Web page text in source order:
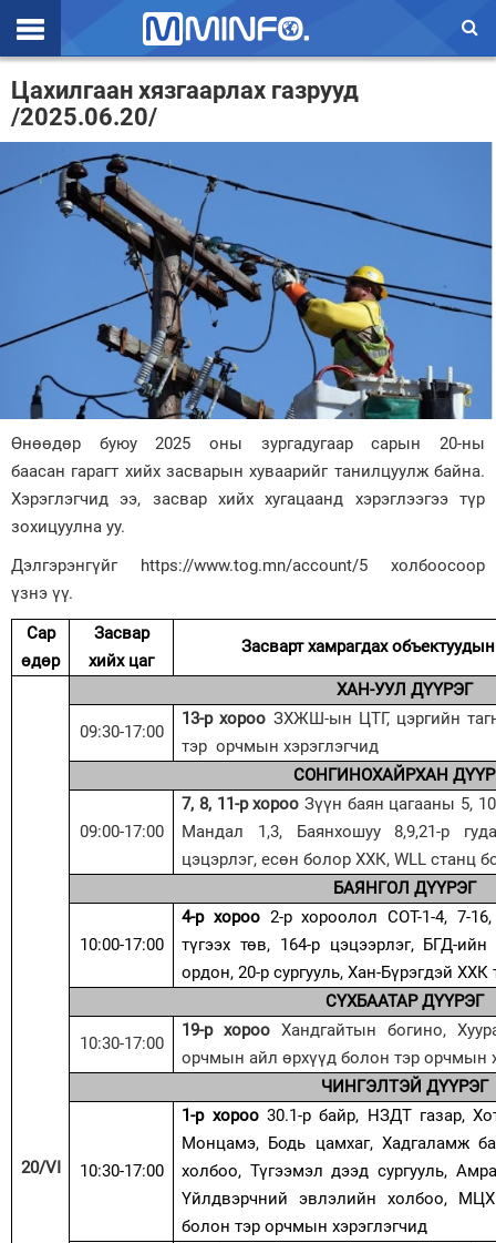
Эхлэл
Цаг агаар
Валют ханш
Улс төр
Спорт
Нийгэм
Дэлхий
Зурхай
Цахилгаан хязгаарлах газрууд
/2025.06.20/
Өнөөдөр буюу 2025 оны зургадугаар сарын 20-ны
баасан гарагт хийх засварын хуваарийг танилцуулж байна.
Хэрэглэгчид ээ, засвар хийх хугацаанд хэрэглээгээ түр
зохицуулна уу.
Дэлгэрэнгүйг https://www.tog.mn/account/5 холбоосоор
үзнэ үү.
Сар
өдөр
Засвар
хийх цаг
Засварт хамрагдах
20/VI
ХАН-УУЛ ДҮҮРЭГ
09:30-17:00
13-р хороо ЗХЖШ-ын ЦТГ, цэргийн
тэр орчмын хэрэглэгчид
СОНГИНОХАЙРХАН
09:00-17:00
7, 8, 11-р хороо Зүүн баян цагааны 5,
Мандал 1,3, Баянхошуу 8,9,21-р
цэцэрлэг, есөн болор ХХК, WLL станц
БАЯНГОЛ ДҮҮРЭГ
10:00-17:00
4-р хороо2-р хороолол СОТ-1-4, 7-
түгээх төв, 164-р цэцээрлэг, БГД-
ордон, 20-р сургууль, Хан-Бүрэгдэй
СҮХБААТАР ДҮҮРЭГ
10:30-17:00
19-р хорооХандгайтын богино,
орчмын айл өрхүүд болон тэр орчмын
ЧИНГЭЛТЭЙ ДҮҮРЭГ
10:30-17:00
1-р хороо30.1-р байр, НЗДТ газар,
Монцамэ, Бодь цамхаг, Хадгаламж
холбоо, Түгээмэл дээд сургууль,
Үйлдвэрчний эвлэлийн холбоо,
болон тэр орчмын хэрэглэгчид